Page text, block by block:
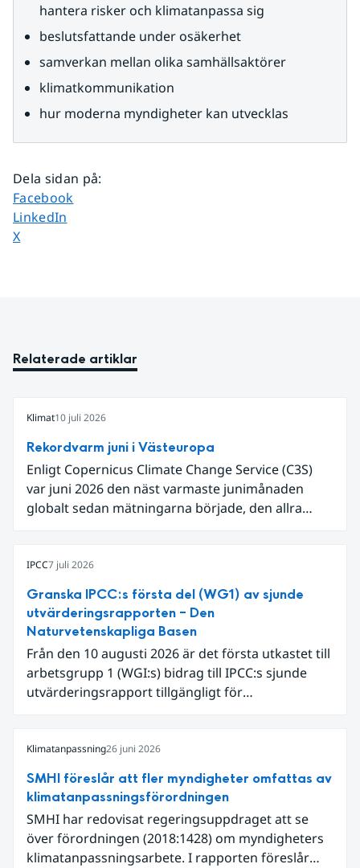
hantera risker och klimatanpassa sig
beslutsfattande under osäkerhet
samverkan mellan olika samhällsaktörer
klimatkommunikation
hur moderna myndigheter kan utvecklas
Dela sidan på:
Dela sidan på
Facebook
Dela sidan på
LinkedIn
Dela sidan på
X
Relaterade artiklar
Klimat10 juli 2026
Rekordvarm juni i Västeuropa
Enligt Copernicus Climate Change Service (C3S)
var juni 2026 den näst varmaste junimånaden
globalt sedan mätningarna började, den allra
begränsar oss till Västeuropa var det den allra
varmaste juni. Detta betingades till stor del av en
extrem hetta i slutet av månaden. Världshavens
ytvattentemperaturer var den högsta som
uppmätts för en juni månad, vilket ligger i fas med
en framväxande El Niño i Stilla havet.
IPCC7 juli 2026
Granska IPCC:s första del (WG1) av sjunde
utvärderingsrapporten – Den
Naturvetenskapliga Basen
Från den 10 augusti 2026 är det första utkastet till
arbetsgrupp 1 (WGI:s) bidrag till IPCC:s sjunde
utvärderingsrapport tillgängligt för
Klimatanpassning26 juni 2026
SMHI föreslår att fler myndigheter omfattas av
klimatanpassningsförordningen
SMHI har redovisat regeringsuppdraget att se
över förordningen (2018:1428) om myndigheters
klimatanpassningsarbete. I rapporten föreslår